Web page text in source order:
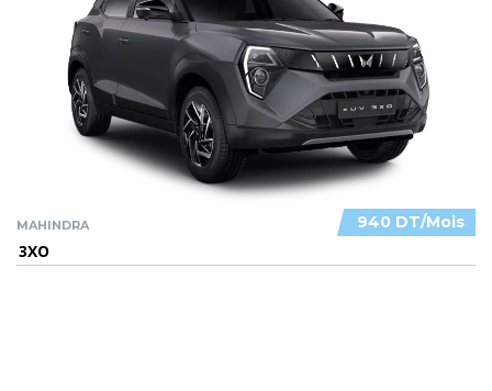
940 DT/Mois
MAHINDRA
3XO